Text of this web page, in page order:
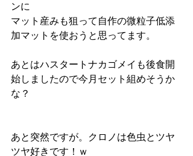
ンに
マット産みも狙って自作の微粒子低添
加マットを使おうと思ってます。
あとはハスタートナカゴメイも後食開
始しましたので今月セット組めそうか
な？
あと突然ですが。クロノは色虫とツヤ
ツヤ好きです！ｗ